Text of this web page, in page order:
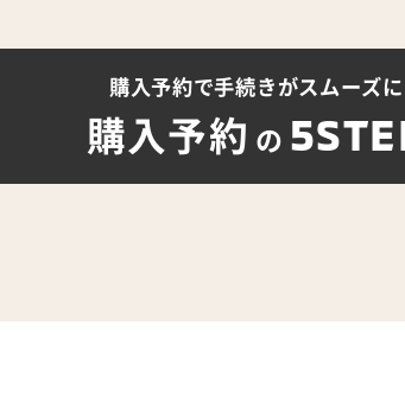
購入予約で手続きがスムーズに
購入予約 の